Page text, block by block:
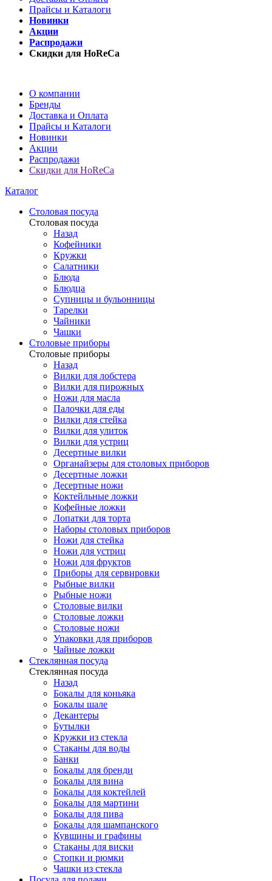
Прайсы и Каталоги
Новинки
Акции
Распродажи
Скидки для HoReCa
О компании
Бренды
Доставка и Оплата
Прайсы и Каталоги
Новинки
Акции
Распродажи
Скидки для HoReCa
Каталог
Столовая посуда
Столовая посуда
Назад
Кофейники
Кружки
Салатники
Блюда
Блюдца
Супницы и бульонницы
Тарелки
Чайники
Чашки
Cтоловые приборы
Cтоловые приборы
Назад
Вилки для лобстера
Вилки для пирожных
Ножи для масла
Палочки для еды
Вилки для стейка
Вилки для улиток
Вилки для устриц
Десертные вилки
Органайзеры для столовых приборов
Десертные ложки
Десертные ножи
Коктейльные ложки
Кофейные ложки
Лопатки для торта
Наборы столовых приборов
Ножи для стейка
Ножи для устриц
Ножи для фруктов
Приборы для сервировки
Рыбные вилки
Рыбные ножи
Столовые вилки
Столовые ложки
Столовые ножи
Упаковки для приборов
Чайные ложки
Стеклянная посуда
Стеклянная посуда
Назад
Бокалы для коньяка
Бокалы шале
Декантеры
Бутылки
Кружки из стекла
Стаканы для воды
Банки
Бокалы для бренди
Бокалы для вина
Бокалы для коктейлей
Бокалы для мартини
Бокалы для пива
Бокалы для шампанского
Кувшины и графины
Стаканы для виски
Стопки и рюмки
Чашки из стекла